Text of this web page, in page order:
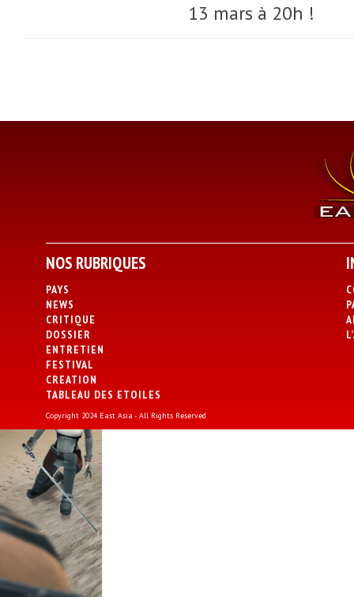
13 mars à 20h !
NOS RUBRIQUES
PAYS
NEWS
CRITIQUE
DOSSIER
ENTRETIEN
FESTIVAL
CREATION
TABLEAU DES ETOILES
Copyright 2024 East Asia - All Rights Reserved